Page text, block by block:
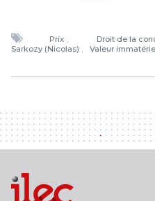
Prix Droit de la
Sarkozy (Nicolas)
Valeur